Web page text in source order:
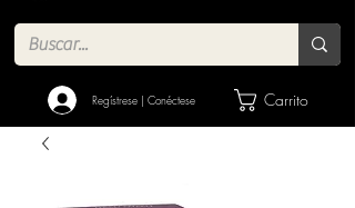
Regístrese | Conéctese Carrito